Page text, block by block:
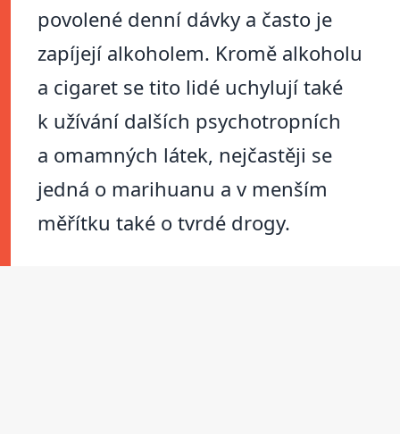
povolené denní dávky a často je
zapíjejí alkoholem. Kromě alkoholu
a cigaret se tito lidé uchylují také
k užívání dalších psychotropních
a omamných látek, nejčastěji se
jedná o marihuanu a v menším
měřítku také o tvrdé drogy.